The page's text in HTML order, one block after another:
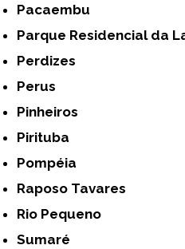
Pacaembu
Parque Residencial da
Perdizes
Perus
Pinheiros
Pirituba
Pompéia
Raposo Tavares
Rio Pequeno
Sumaré